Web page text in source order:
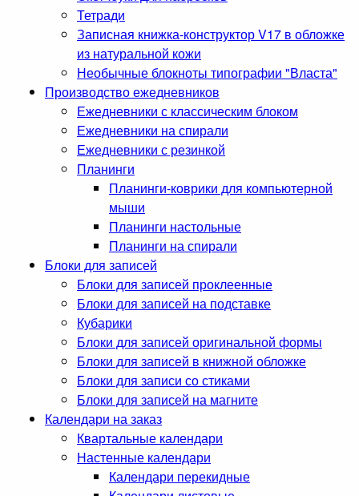
Тетради
Записная книжка-конструктор V17 в обложке
из натуральной кожи
Необычные блокноты типографии "Власта"
Производство ежедневников
Ежедневники с классическим блоком
Ежедневники на спирали
Ежедневники с резинкой
Планинги
Планинги-коврики для компьютерной
мыши
Планинги настольные
Планинги на спирали
Блоки для записей
Блоки для записей проклеенные
Блоки для записей на подставке
Кубарики
Блоки для записей оригинальной формы
Блоки для записей в книжной обложке
Блоки для записи со стиками
Блоки для записей на магните
Календари на заказ
Квартальные календари
Настенные календари
Календари перекидные